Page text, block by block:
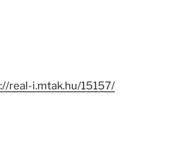
real-i.mtak.hu/15157/